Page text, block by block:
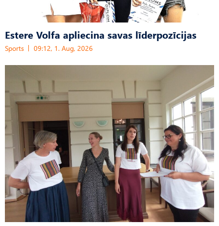
Estere Volfa apliecina savas līderpozīcijas
Sports 09:12, 1. Aug, 2026